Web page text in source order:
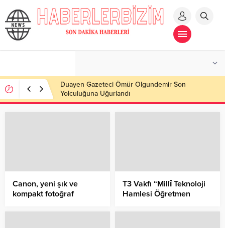
Duayen Gazeteci Ömür Olgundemir Son
Yolculuğuna Uğurlandı
Canon, yeni şık ve
kompakt fotoğraf
T3 Vakfı “Millî Teknoloji
Hamlesi Öğretmen